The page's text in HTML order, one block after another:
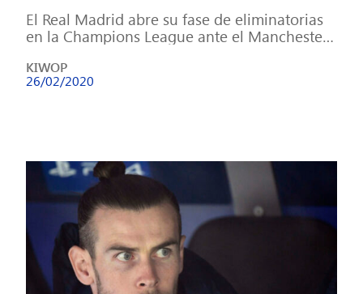
El Real Madrid abre su fase de eliminatorias
en la Champions League ante el Manchester
KIWOP
26/02/2020